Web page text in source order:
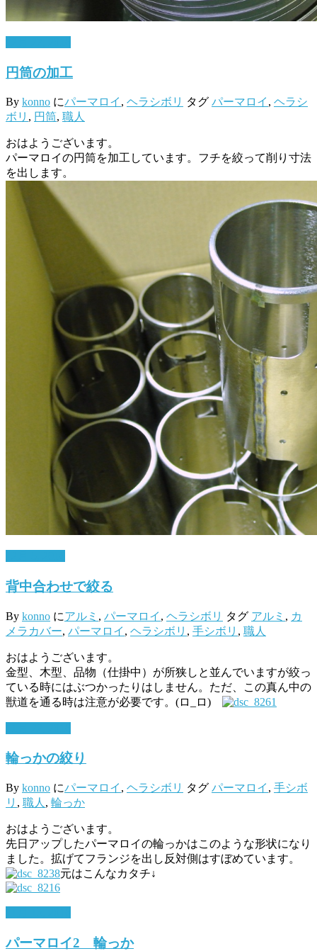
円筒の加工
By konno にパーマロイ , ヘラシボリ タグ パーマロイ , ヘラシ
ボリ , 円筒, 職人
おはようございます。
パーマロイの円筒を加工しています。フチを絞って削り寸法
を出します。
背中合わせで絞る
By konno にアルミ , パーマロイ , ヘラシボリ タグ アルミ , カ
メラカバー, パーマロイ , ヘラシボリ , 手シボリ , 職人
おはようございます。
金型、木型、品物（仕掛中）が所狭しと並んでいますが絞っ
ている時にはぶつかったりはしません。ただ、この真ん中の
獣道を通る時は注意が必要です。(ロ_ロ)ゞ
輪っかの絞り
By konno にパーマロイ , ヘラシボリ タグ パーマロイ , 手シボ
リ , 職人 , 輪っか
おはようございます。
先日アップしたパーマロイの輪っかはこのような形状になり
ました。拡げてフランジを出し反対側はすぼめています。
元はこんなカタチ↓
パーマロイ2 輪っか